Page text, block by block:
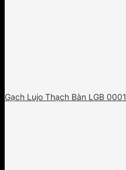
Gạch Lujo Thạch Bàn LGB 0001